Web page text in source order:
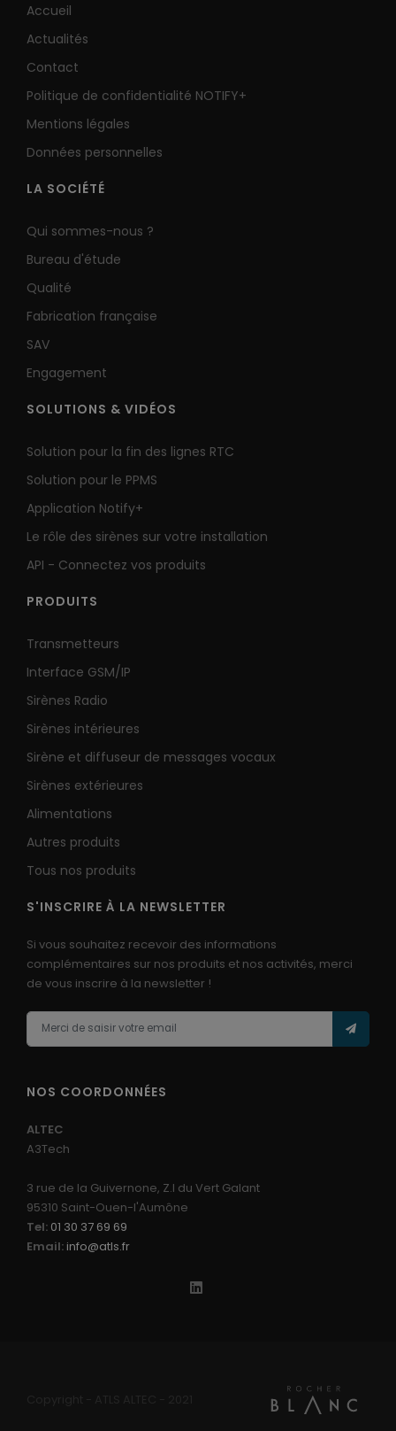
Accueil
Actualités
Contact
Politique de confidentialité NOTIFY+
Mentions légales
Données personnelles
LA SOCIÉTÉ
Qui sommes-nous ?
Bureau d'étude
Qualité
Fabrication française
SAV
Engagement
SOLUTIONS & VIDÉOS
Solution pour la fin des lignes RTC
Solution pour le PPMS
Application Notify+
Le rôle des sirènes sur votre installation
API - Connectez vos produits
PRODUITS
Transmetteurs
Interface GSM/IP
Sirènes Radio
Sirènes intérieures
Sirène et diffuseur de messages vocaux
Sirènes extérieures
Alimentations
Autres produits
Tous nos produits
S'INSCRIRE À LA NEWSLETTER
Si vous souhaitez recevoir des informations
complémentaires sur nos produits et nos activités, merci
de vous inscrire à la newsletter !
NOS COORDONNÉES
ALTEC
A3Tech
3 rue de la Guivernone, Z.I du Vert Galant
95310 Saint-Ouen-l'Aumône
Tel: 01 30 37 69 69
Email: info@atls.fr